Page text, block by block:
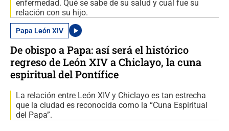
enfermedad. Qué se sabe de su salud y cuál fue su
relación con su hijo.
Papa León XIV
De obispo a Papa: así será el histórico
regreso de León XIV a Chiclayo, la cuna
espiritual del Pontífice
La relación entre León XIV y Chiclayo es tan estrecha
que la ciudad es reconocida como la “Cuna Espiritual
del Papa”.